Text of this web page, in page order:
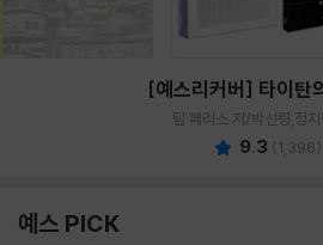
[예스리커버] 타이탄
팀 페리스 저/박선령,정지
9.3 (1,396)
예스 PICK